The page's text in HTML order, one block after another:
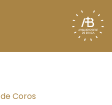
Coros